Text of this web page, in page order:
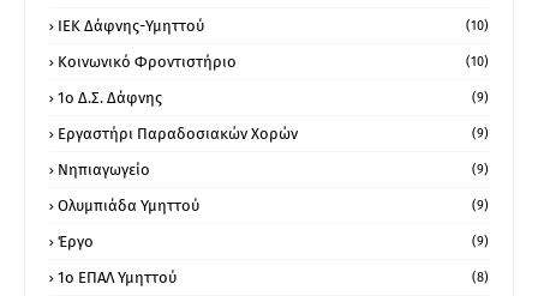
ΙΕΚ Δάφνης-Υμηττού (10)
Κοινωνικό Φροντιστήριο (10)
1ο Δ.Σ. Δάφνης (9)
Εργαστήρι Παραδοσιακών Χορών (9)
Νηπιαγωγείο (9)
Ολυμπιάδα Υμηττού (9)
Έργο (9)
1o ΕΠΑΛ Υμηττού (8)